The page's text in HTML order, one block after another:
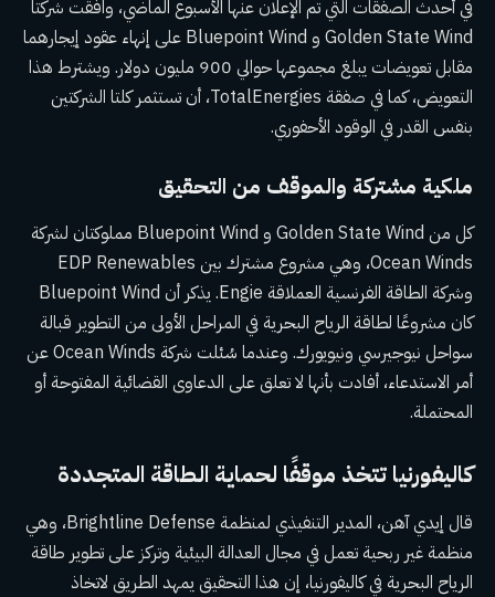
في أحدث الصفقات التي تم الإعلان عنها الأسبوع الماضي، وافقت شركتا
Golden State Wind و Bluepoint Wind على إنهاء عقود إيجارهما
مقابل تعويضات يبلغ مجموعها حوالي 900 مليون دولار. ويشترط هذا
التعويض، كما في صفقة TotalEnergies، أن تستثمر كلتا الشركتين
بنفس القدر في الوقود الأحفوري.
ملكية مشتركة والموقف من التحقيق
كل من Golden State Wind و Bluepoint Wind مملوكتان لشركة
Ocean Winds، وهي مشروع مشترك بين EDP Renewables
وشركة الطاقة الفرنسية العملاقة Engie. يذكر أن Bluepoint Wind
كان مشروعًا لطاقة الرياح البحرية في المراحل الأولى من التطوير قبالة
سواحل نيوجيرسي ونيويورك. وعندما سُئلت شركة Ocean Winds عن
أمر الاستدعاء، أفادت بأنها لا تعلق على الدعاوى القضائية المفتوحة أو
المحتملة.
كاليفورنيا تتخذ موقفًا لحماية الطاقة المتجددة
قال إيدي آهن، المدير التنفيذي لمنظمة Brightline Defense، وهي
منظمة غير ربحية تعمل في مجال العدالة البيئية وتركز على تطوير طاقة
الرياح البحرية في كاليفورنيا، إن هذا التحقيق يمهد الطريق لاتخاذ